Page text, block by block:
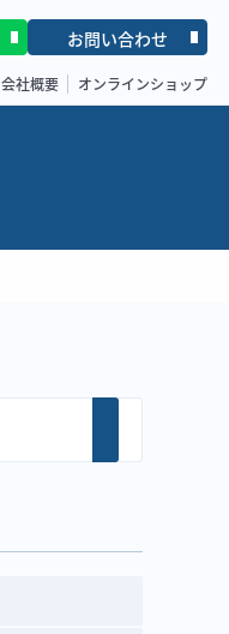
お問い合わせ
会社概要 オンラインショップ